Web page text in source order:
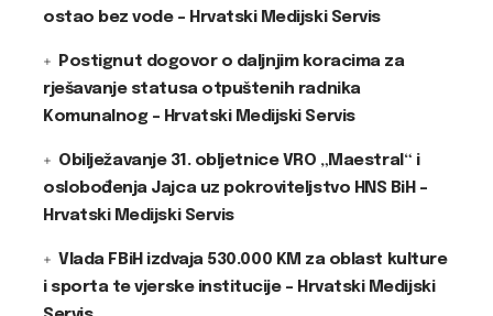
ostao bez vode – Hrvatski Medijski Servis
Postignut dogovor o daljnjim koracima za
rješavanje statusa otpuštenih radnika
Komunalnog – Hrvatski Medijski Servis
Obilježavanje 31. obljetnice VRO „Maestral“ i
oslobođenja Jajca uz pokroviteljstvo HNS BiH –
Hrvatski Medijski Servis
Vlada FBiH izdvaja 530.000 KM za oblast kulture
i sporta te vjerske institucije – Hrvatski Medijski